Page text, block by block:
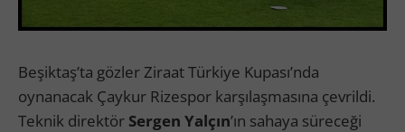
Beşiktaş’ta gözler Ziraat Türkiye Kupası’nda
oynanacak Çaykur Rizespor karşılaşmasına çevrildi.
Teknik direktör Sergen Yalçın’ın sahaya süreceği